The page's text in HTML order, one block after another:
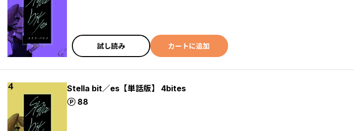
試し読み カートに追加
Stella bit／es【単話版】 4bites
88
ポイント